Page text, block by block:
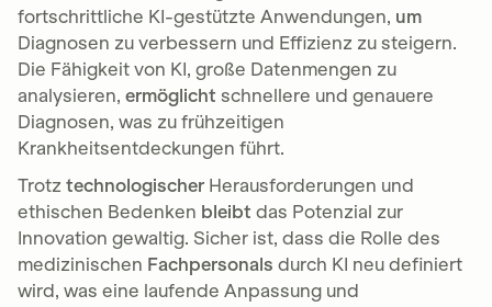
fortschrittliche KI-gestützte Anwendungen, um
Diagnosen zu verbessern und Effizienz zu steigern.
Die Fähigkeit von KI, große Datenmengen zu
analysieren, ermöglicht schnellere und genauere
Diagnosen, was zu frühzeitigen
Krankheitsentdeckungen führt.
Trotz technologischer Herausforderungen und
ethischen Bedenken bleibt das Potenzial zur
Innovation gewaltig. Sicher ist, dass die Rolle des
medizinischen Fachpersonals durch KI neu definiert
wird, was eine laufende Anpassung und